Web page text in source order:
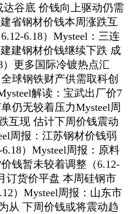
谷底 价钱向上驱动仍需
省钢材价钱本周涨跌互
6.18）Mysteel：三连
建钢材价钱继续下跌 成
）更多国际冷镀热点汇
球钢铁财产供需取科创
解读：宝武出厂价7
仍无较着压力Mysteel周
互现 估计下周价钱震动
周报：江苏钢材价钱弱
）Mysteel周报：原料
钱暂未较着调整（6.12-
订货价平盘 本周硅钢市
）Mysteel周报：山东市
从 下周价钱或将震动趋